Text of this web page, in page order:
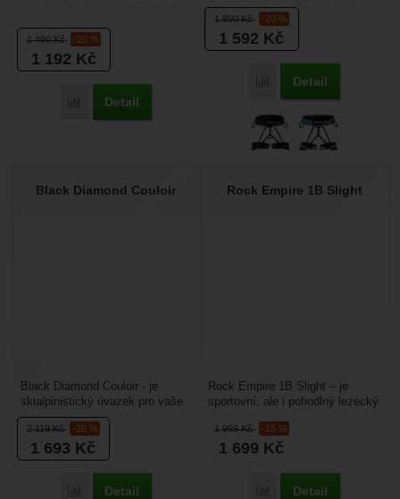
1 490Kč -20 %
1 192 Kč
Porovnat
Detail
1 990Kč -20 %
1 592 Kč
Porovnat
Detail
který vyniká pohodlností při
pádech i jištění. Dostatečné...
Black Diamond Couloir
2 119Kč -20 %
1 693 Kč
Porovnat
Detail
Black Diamond Couloir - je
skialpinistický úvazek pro vaše
skialpové túry do míst, kde jsou
ledovcové...
Rock Empire 1B Slight
1 999Kč -15 %
1 699 Kč
Porovnat
Detail
Rock Empire 1B Slight – je
sportovní, ale i pohodlný lezecký
přezkou v pase....